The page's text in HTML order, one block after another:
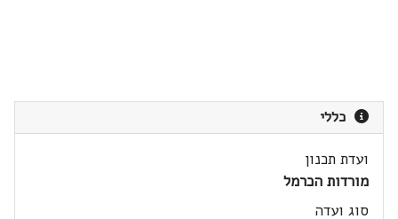
כללי
ועדת תכנון
מורדות הכרמל
סוג ועדה